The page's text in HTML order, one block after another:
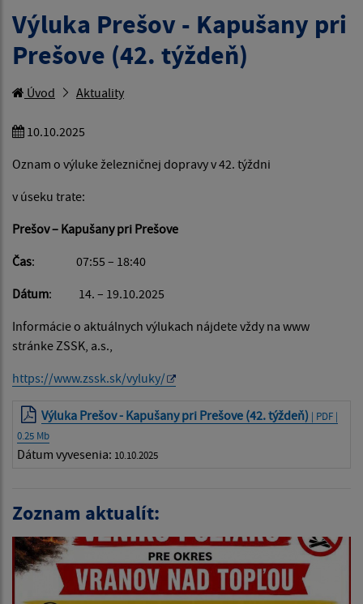
Výluka Prešov - Kapušany pri
Prešove (42. týždeň)
Úvod Aktuality
10.10.2025
Oznam o výluke železničnej dopravy v 42. týždni
v úseku trate:
Prešov – Kapušany pri Prešove
Čas: 07:55 – 18:40
Dátum: 14. – 19.10.2025
Informácie o aktuálnych výlukach nájdete vždy na www
stránke ZSSK, a.s.,
https://www.zssk.sk/vyluky/
Výluka Prešov - Kapušany pri Prešove (42. týždeň) | PDF |
0.25 Mb
Dátum vyvesenia: 10.10.2025
Zoznam aktualít: